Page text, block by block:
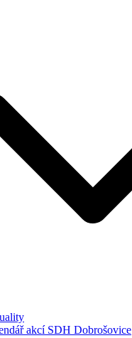
akcí SDH Dobrošovice